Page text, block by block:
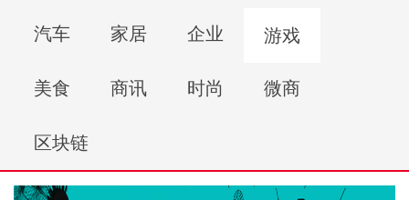
汽车 家居 企业 游戏
美食 商讯 时尚 微商
区块链